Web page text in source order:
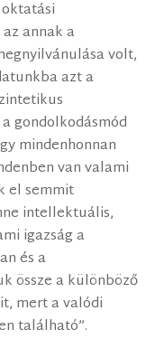
annak a
volt,
azt a
gondolkodásmód
mindenhonnan
van valami
el semmit
intellektuális,
igazság a
és a
össze a különböző
mert a valódi
található”.